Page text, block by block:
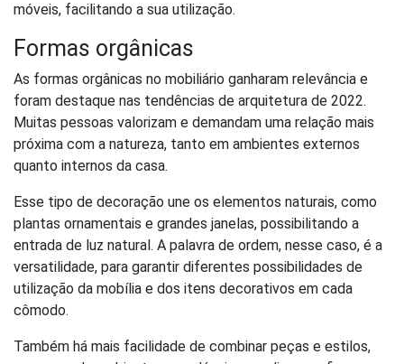
móveis, facilitando a sua utilização.
Formas orgânicas
As formas orgânicas no mobiliário ganharam relevância e
foram destaque nas tendências de arquitetura de 2022.
Muitas pessoas valorizam e demandam uma relação mais
próxima com a natureza, tanto em ambientes externos
quanto internos da casa.
Esse tipo de decoração une os elementos naturais, como
plantas ornamentais e grandes janelas, possibilitando a
entrada de luz natural. A palavra de ordem, nesse caso, é a
versatilidade, para garantir diferentes possibilidades de
utilização da mobília e dos itens decorativos em cada
cômodo.
Também há mais facilidade de combinar peças e estilos,